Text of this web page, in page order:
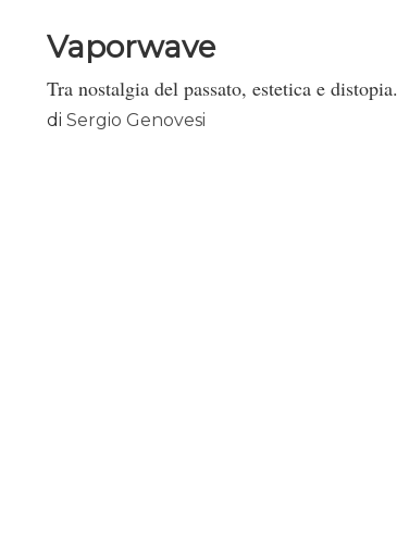
Vaporwave
Tra nostalgia del passato, estetica e distopia.
diSergio Genovesi